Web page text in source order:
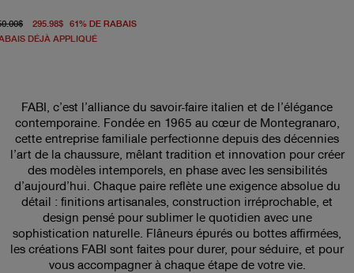
prix d'origine 750.00$
295.98$ 61% DE RABAISprix actuel 295.98$
DÉJÀ APPLIQUÉ
FABI, c’est l’alliance du savoir-faire italien et de l’élégance
contemporaine. Fondée en 1965 au cœur de Montegranaro,
cette entreprise familiale perfectionne depuis des décennies
l’art de la chaussure, mêlant tradition et innovation pour créer
des modèles intemporels, en phase avec les sensibilités
d’aujourd’hui. Chaque paire reflète une exigence absolue du
détail : finitions artisanales, construction irréprochable, et
design pensé pour sublimer le quotidien avec une
sophistication naturelle. Flâneurs épurés ou bottes affirmées,
les créations FABI sont faites pour durer, pour séduire, et pour
vous accompagner à chaque étape de votre vie.